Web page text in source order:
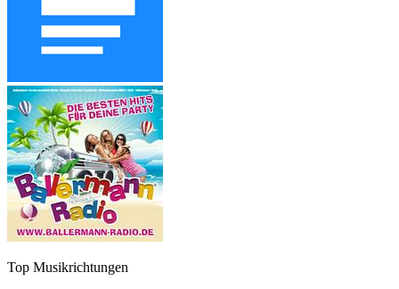
Top Musikrichtungen